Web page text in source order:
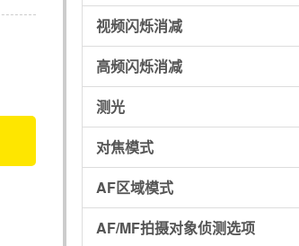
视频闪烁消减
高频闪烁消减
测光
对焦模式
AF区域模式
AF/MF拍摄对象侦测选项